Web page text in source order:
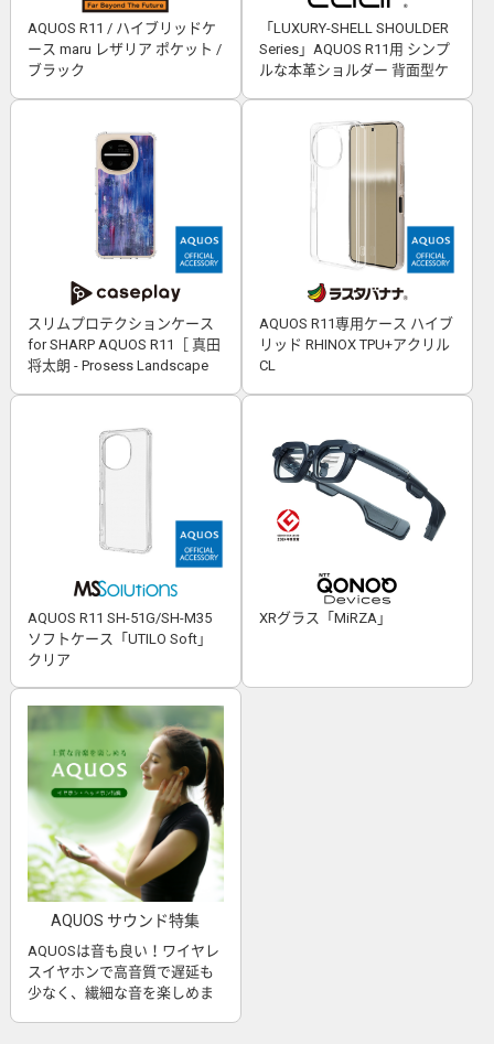
AQUOS R11 / ハイブリッドケ
ース maru レザリア ポケット /
ブラック
「LUXURY-SHELL SHOULDER
Series」AQUOS R11用 シンプ
ルな本革ショルダー 背面型ケ
スリムプロテクションケース
for SHARP AQUOS R11［ 真田
将太朗 - Prosess Landscape
AQUOS R11専用ケース ハイブ
リッド RHINOX TPU+アクリル
CL
AQUOS R11 SH-51G/SH-M35
ソフトケース「UTILO Soft」
クリア
XRグラス「MiRZA」
AQUOS サウンド特集
AQUOSは音も良い！ワイヤレ
スイヤホンで高音質で遅延も
少なく、繊細な音を楽しめま